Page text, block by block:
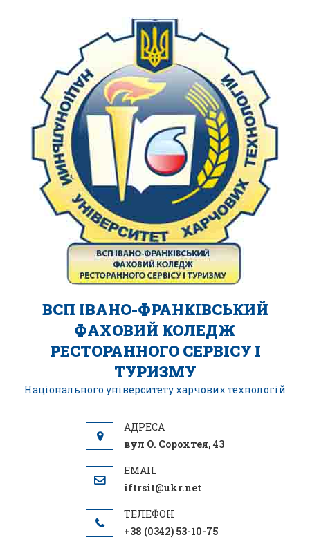
ВСП ІВАНО-ФРАНКІВСЬКИЙ
ФАХОВИЙ КОЛЕДЖ
РЕСТОРАННОГО СЕРВІСУ І
ТУРИЗМУ
Національного університету харчових технологій
вул О. Сорохтея, 43
iftrsit@ukr.net
+38 (0342) 53-10-75